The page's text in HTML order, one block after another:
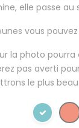
elle passe au
vous
la photo
pas averti
le plus